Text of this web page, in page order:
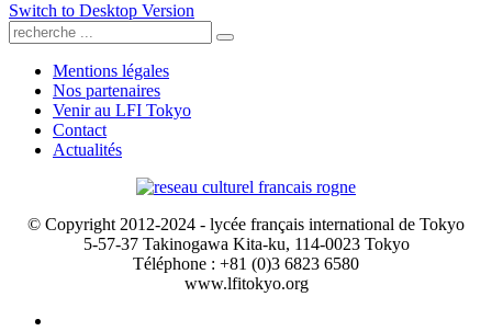
Switch to Desktop Version
Mentions légales
Nos partenaires
Venir au LFI Tokyo
Contact
Actualités
© Copyright 2012-2024 - lycée français international de Tokyo
5-57-37 Takinogawa Kita-ku, 114-0023 Tokyo
Téléphone : +81 (0)3 6823 6580
www.lfitokyo.org